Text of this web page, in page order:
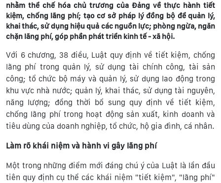
nhằm thể chế hóa chủ trương của Đảng về thực hành tiết
kiệm, chống lãng phí; tạo cơ sở pháp lý đồng bộ để quản lý,
khai thác, sử dụng hiệu quả các nguồn lực; phòng ngừa, ngăn
chặn lãng phí, góp phần phát triển kinh tế - xã hội.
Với 6 chương, 38 điều, Luật quy định về tiết kiệm, chống
lãng phí trong quản lý, sử dụng tài chính công, tài sản
công; tổ chức bộ máy và quản lý, sử dụng lao động trong
khu vực nhà nước; quản lý, khai thác, sử dụng tài nguyên,
năng lượng; đồng thời bổ sung quy định về tiết kiệm,
chống lãng phí trong hoạt động sản xuất, kinh doanh và
tiêu dùng của doanh nghiệp, tổ chức, hộ gia đình, cá nhân.
Làm rõ khái niệm và hành vi gây lãng phí
Một trong những điểm mới đáng chú ý của Luật là lần đầu
tiên quy định cụ thể các khái niệm "tiết kiệm", "lãng phí"